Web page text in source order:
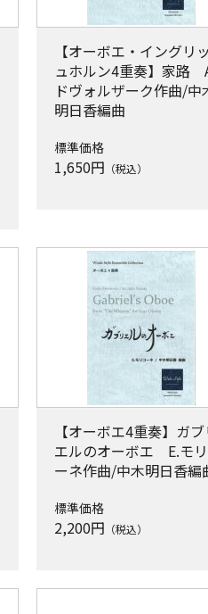
【オーボエ・イングリ
ュホルン4重奏】家路
ドヴォルザーク作曲/中
明日香編曲
標準価格
1,650円 （税込）
【オーボエ4重奏】ガブ
エルのオーボエ E.モ
ーネ作曲/中木明日香編
標準価格
2,200円 （税込）